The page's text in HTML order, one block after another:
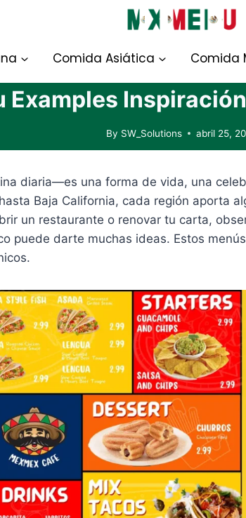
Comida Asiática Comida
Examples
By SW_Solutions abril 25,
diaria—es una forma de vida, una
Baja California, cada región aporta
un restaurante o renovar tu carta,
puede darte muchas ideas. Estos